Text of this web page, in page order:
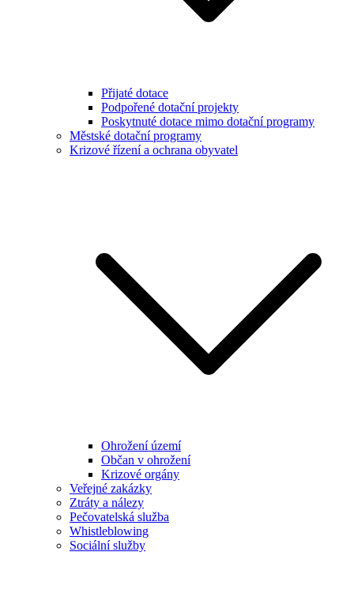
Přijaté dotace
Podpořené dotační projekty
Poskytnuté dotace mimo dotační programy
Městské dotační programy
Krizové řízení a ochrana obyvatel
Ohrožení území
Občan v ohrožení
Krizové orgány
Veřejné zakázky
Ztráty a nálezy
Pečovatelská služba
Whistleblowing
Sociální služby